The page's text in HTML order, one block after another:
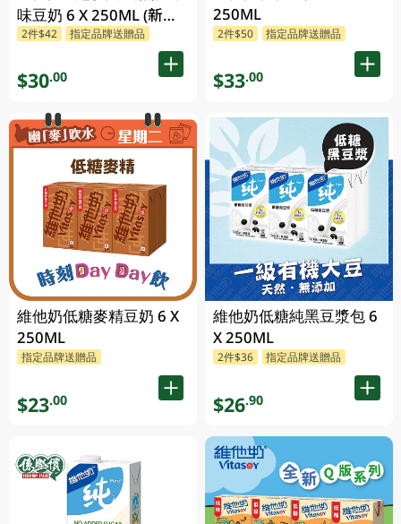
味豆奶 6 X 250ML (新舊
包裝隨機發貨)
2件$42 指定品牌送贈品
$30.00
維他奶低糖麥精豆奶 6 X
250ML
指定品牌送贈品
$23.00
250ML
2件$50 指定品牌送贈品
$33.00
維他奶低糖純黑豆漿包 6
X 250ML
2件$36 指定品牌送贈品
$26.90